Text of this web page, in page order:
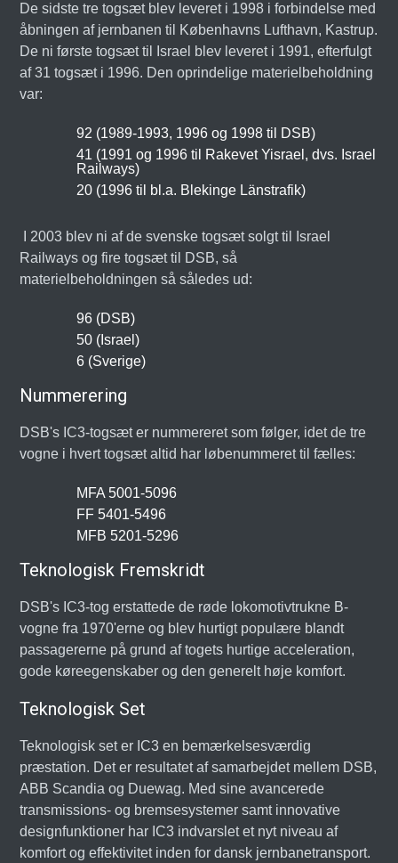
De sidste tre togsæt blev leveret i 1998 i forbindelse med
åbningen af jernbanen til Københavns Lufthavn, Kastrup.
De ni første togsæt til Israel blev leveret i 1991, efterfulgt
af 31 togsæt i 1996. Den oprindelige materielbeholdning
var:
92 (1989-1993, 1996 og 1998 til DSB)
41 (1991 og 1996 til Rakevet Yisrael, dvs. Israel
Railways)
20 (1996 til bl.a. Blekinge Länstrafik)
I 2003 blev ni af de svenske togsæt solgt til Israel
Railways og fire togsæt til DSB, så
materielbeholdningen så således ud:
96 (DSB)
50 (Israel)
6 (Sverige)
Nummerering
DSB's IC3-togsæt er nummereret som følger, idet de tre
vogne i hvert togsæt altid har løbenummeret til fælles:
MFA 5001-5096
FF 5401-5496
MFB 5201-5296
Teknologisk Fremskridt
DSB's IC3-tog erstattede de røde lokomotivtrukne B-
vogne fra 1970'erne og blev hurtigt populære blandt
passagererne på grund af togets hurtige acceleration,
gode køreegenskaber og den generelt høje komfort.
Teknologisk Set
Teknologisk set er IC3 en bemærkelsesværdig
præstation. Det er resultatet af samarbejdet mellem DSB,
ABB Scandia og Duewag. Med sine avancerede
transmissions- og bremsesystemer samt innovative
designfunktioner har IC3 indvarslet et nyt niveau af
komfort og effektivitet inden for dansk jernbanetransport.